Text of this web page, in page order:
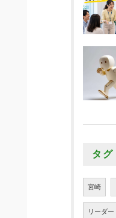
タグ
宮崎
リーダー